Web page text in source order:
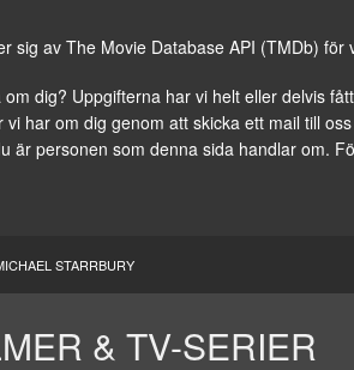
sig av The Movie Database API (TMDb)
dig? Uppgifterna har vi helt eller delvis
vi har om dig genom att skicka ett mail till oss
är personen som denna sida handlar om.
STARRBURY
& TV-SERIER